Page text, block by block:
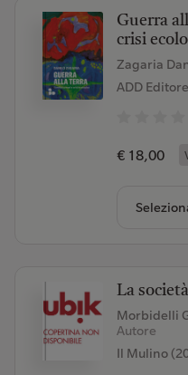
Guerra
crisi
Zagaria
ADD
€ 18,00
La
Morbidelli
Autore
Il Mulino